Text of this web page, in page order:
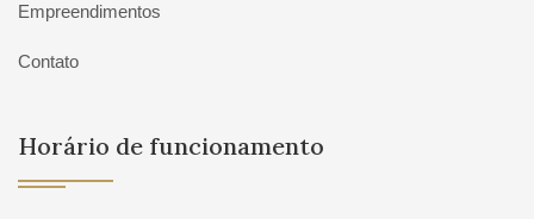
Empreendimentos
Contato
Horário de funcionamento